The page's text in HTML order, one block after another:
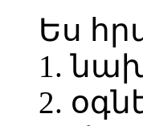
Ես
1.
2.